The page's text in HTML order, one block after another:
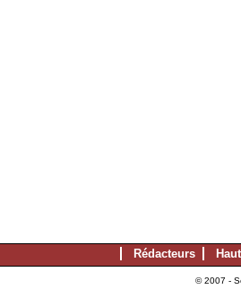
Rédacteurs
© 2007 -